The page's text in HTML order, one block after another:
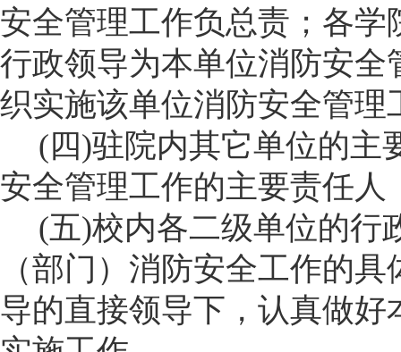
安全管理工作负总责；各
行政领导为本单位消防安
织实施该单位消防安全管理
( 四)驻院内其它单位的主
安全管理工作的主要责任
(五)校内各二级单位的行
（部门）消防安全工作的
导的直接领导下，认真做